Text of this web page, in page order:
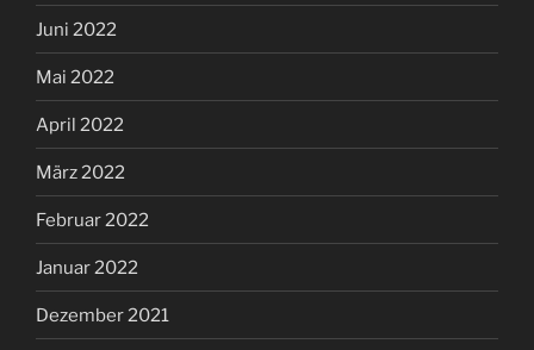
Juni 2022
Mai 2022
April 2022
März 2022
Februar 2022
Januar 2022
Dezember 2021